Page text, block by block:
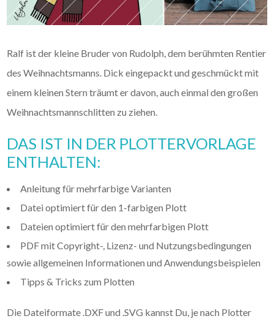
Ralf ist der kleine Bruder von Rudolph, dem berühmten Rentier
des Weihnachtsmanns. Dick eingepackt und geschmückt mit
einem kleinen Stern träumt er davon, auch einmal den großen
Weihnachtsmannschlitten zu ziehen.
DAS IST IN DER PLOTTERVORLAGE
ENTHALTEN:
Anleitung für mehrfarbige Varianten
Datei optimiert für den 1-farbigen Plott
Dateien optimiert für den mehrfarbigen Plott
PDF mit Copyright-, Lizenz- und Nutzungsbedingungen
sowie allgemeinen Informationen und Anwendungsbeispielen
Tipps & Tricks zum Plotten
Die Dateiformate .DXF und .SVG kannst Du, je nach Plotter